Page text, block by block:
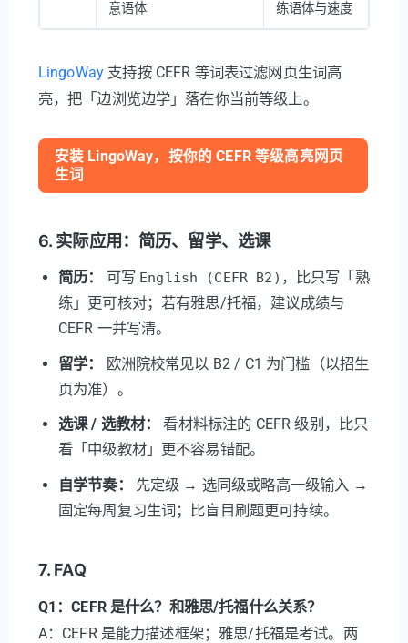
意语体
练语体与速度
LingoWay 支持按 CEFR 等词表过滤网页生词高
亮，把「边浏览边学」落在你当前等级上。
安装 LingoWay，按你的 CEFR 等级高亮网页
生词
6. 实际应用：简历、留学、选课
简历： 可写 English (CEFR B2) ，比只写「熟
练」更可核对；若有雅思/托福，建议成绩与
CEFR 一并写清。
留学：
欧洲院校常见以 B2 / C1 为门槛（以招生
页为准）。
选课 / 选教材：
看材料标注的 CEFR 级别，比只
看「中级教材」更不容易错配。
自学节奏：
先定级 → 选同级或略高一级输入 →
固定每周复习生词；比盲目刷题更可持续。
7. FAQ
Q1：CEFR 是什么？和雅思/托福什么关系？
A：CEFR 是能力描述框架；雅思/托福是考试。两